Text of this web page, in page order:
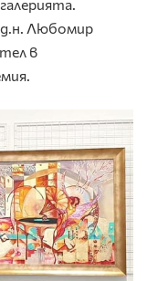
Любомир
в